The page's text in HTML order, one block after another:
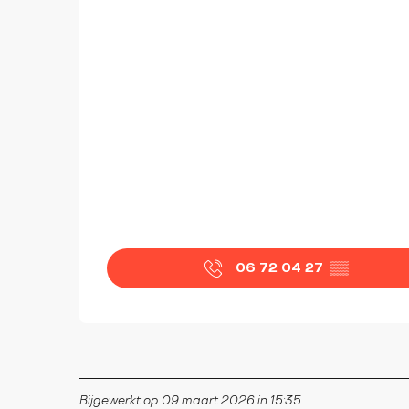
06 72 04 27 ▒▒
Bijgewerkt op 09 maart 2026 in 15:35